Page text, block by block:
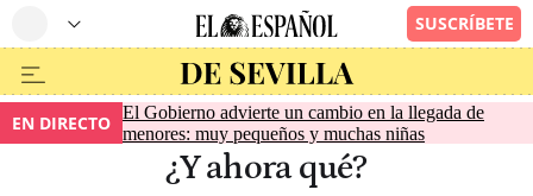
EN DIRECTO El Gobierno advierte un cambio en la llegada de
menores: muy pequeños y muchas niñas
¿Y ahora qué?